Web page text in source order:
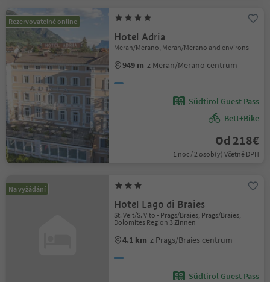
Rezervovatelné online
Hotel Adria
Meran/Merano, Meran/Merano and environs
949 m z Meran/Merano centrum
Südtirol Guest Pass
Bett+Bike
Od 218€
1 noc / 2 osob(y) Včetně DPH
Na vyžádání
Hotel Lago di Braies
St. Veit/S. Vito - Prags/Braies, Prags/Braies,
Dolomites Region 3 Zinnen
4.1 km z Prags/Braies centrum
Südtirol Guest Pass